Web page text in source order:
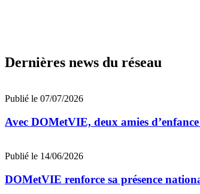
Dernières news du réseau
Publié le 07/07/2026
Avec DOMetVIE, deux amies
Publié le 14/06/2026
DOMetVIE renforce sa présence